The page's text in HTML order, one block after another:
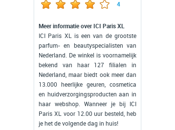
4
Meer informatie over ICI Paris XL
ICI Paris XL is een van de grootste
parfum- en beautyspecialisten van
Nederland. De winkel is voornamelijk
bekend van haar 127 filialen in
Nederland, maar biedt ook meer dan
13.000 heerlijke geuren, cosmetica
en huidverzorgingsproducten aan in
haar webshop. Wanneer je bij ICI
Paris XL voor 12.00 uur besteld, heb
je het de volgende dag in huis!